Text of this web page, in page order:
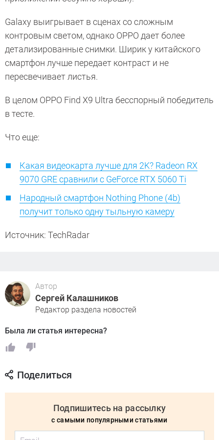
Galaxy выигрывает в сценах со сложным
контровым светом, однако OPPO дает более
детализированные снимки. Ширик у китайского
смартфон лучше передает контраст и не
пересвечивает листья.
В целом OPPO Find X9 Ultra бесспорный победитель
в тесте.
Что еще:
Какая видеокарта лучше для 2K? Radeon RX
9070 GRE сравнили с GeForce RTX 5060 Ti
Народный смартфон Nothing Phone (4b)
получит только одну тыльную камеру
Источник: TechRadar
Автор
Сергей Калашников
Редактор раздела новостей
Была ли статья интересна?
Поделиться
Подпишитесь на рассылку
с самыми популярными статьями